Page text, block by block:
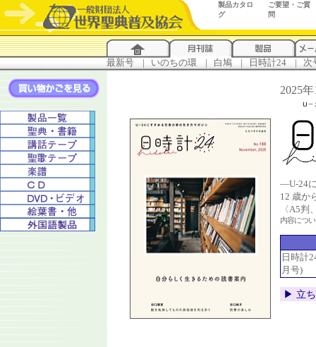
製品カタロ
グ
ご要望・ご質
問
最新号 | いのちの環 | 白鳩 | 日時計24 | 次
2025
―U-24
12 歳か
〈A5
内容につ
日時計
月号)
▶︎ 立ち